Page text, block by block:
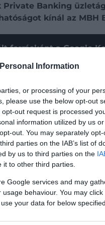
Information
or processing of your
please use the below opt-out
out request is processed
information utilized by us
out. You may separately
parties on the IAB’s list of
by us to third parties on the
to other third parties.
Google services and may
behaviour. You may
your data for below
Banking
kínál az MBH
forrásként a Google
összessége,
ennek
és tudásátadás
vagy
távon
az MBH Csoporthoz
számára. A
vagyontervezéshez
a Conclude
LifeTresor Kft. –,